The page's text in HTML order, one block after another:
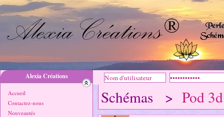
Alexia Créations
Accueil
Contactez-nous
Nouveautés
Schémas > Pod 3d